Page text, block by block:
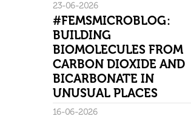
23-06-2026
#FEMSMICROBLOG:
BUILDING
BIOMOLECULES FROM
CARBON DIOXIDE AND
BICARBONATE IN
UNUSUAL PLACES
16-06-2026